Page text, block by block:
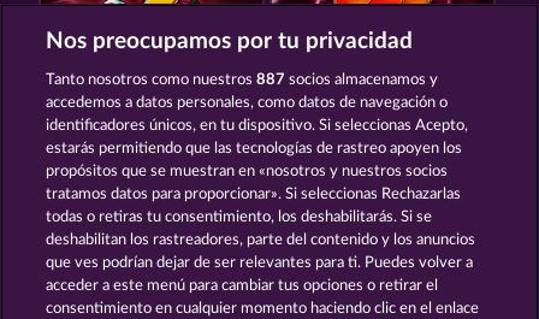
ROYAL SEVEN ULTRA MIGHTY 40
EXPLODIAC MAXI PLAY
Nos preocupamos por tu privacidad
Tanto nosotros como nuestros887 socios almacenamos y
accedemos a datos personales, como datos de navegación o
identificadores únicos, en tu dispositivo. Si seleccionas Acepto,
estarás permitiendo que las tecnologías de rastreo apoyen los
propósitos que se muestran en «nosotros y nuestros socios
tratamos datos para proporcionar». Si seleccionas Rechazarlas
todas o retiras tu consentimiento, los deshabilitarás. Si se
deshabilitan los rastreadores, parte del contenido y los anuncios
que ves podrían dejar de ser relevantes para ti. Puedes volver a
acceder a este menú para cambiar tus opciones o retirar el
consentimiento en cualquier momento haciendo clic en el enlace